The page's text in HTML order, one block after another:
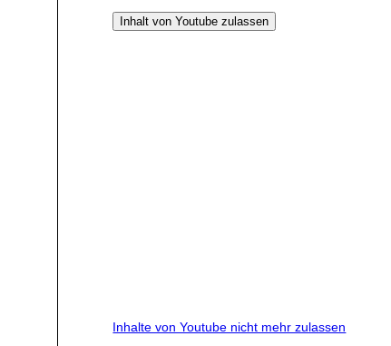
Inhalt von Youtube zulassen
Inhalte von Youtube nicht mehr zulassen